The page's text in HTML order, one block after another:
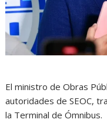
El ministro de Obras
autoridades de SEOC,
la Terminal de Ómnibus.